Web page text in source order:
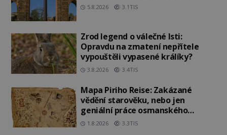
5.8.2026 3.1TIS
Zrod legend o válečné lsti:
Opravdu na zmatení nepřítele
vypouštěli vypasené králíky?
3.8.2026 3.4TIS
Mapa Piriho Reise: Zakázané
vědění starověku, nebo jen
geniální práce osmanského
admirála?
1.8.2026 3.3TIS